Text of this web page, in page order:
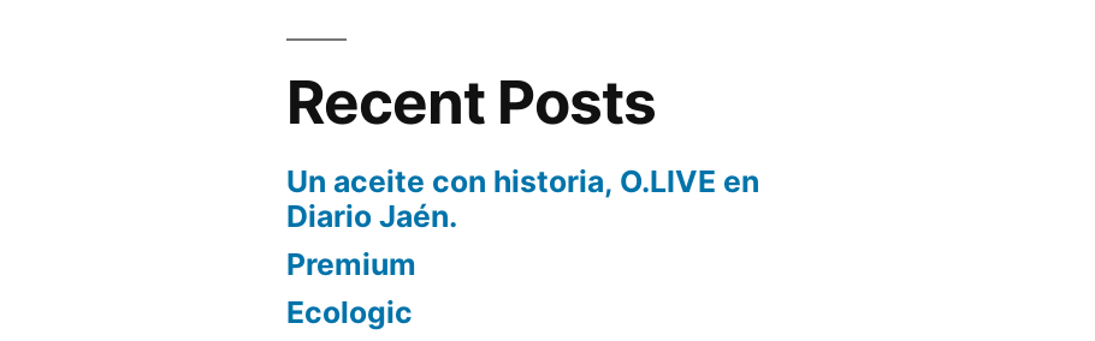
Recent Posts
Un aceite con historia, O.LIVE en
Diario Jaén.
Premium
Ecologic